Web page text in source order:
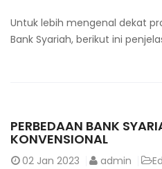
Untuk lebih mengenal dekat
Bank Syariah, berikut ini
PERBEDAAN BANK
KONVENSIONAL
02 Jan 2023 admin